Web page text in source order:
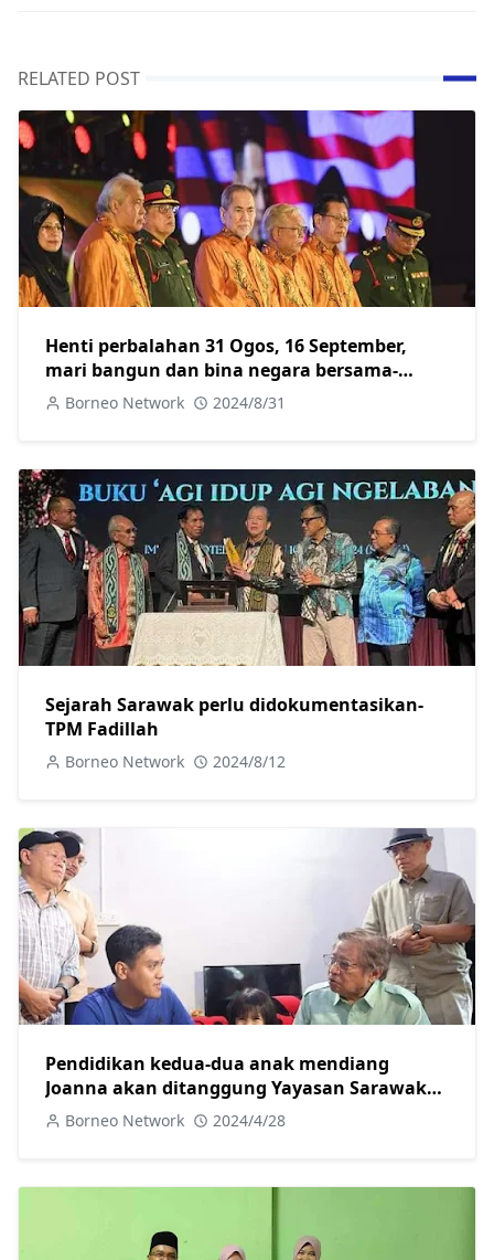
RELATED POST
Henti perbalahan 31 Ogos, 16 September,
mari bangun dan bina negara bersama-
Abang Johari
Borneo Network 2024/8/31
Sejarah Sarawak perlu didokumentasikan-
TPM Fadillah
Borneo Network 2024/8/12
Pendidikan kedua-dua anak mendiang
Joanna akan ditanggung Yayasan Sarawak
hingga ke universiti-Abang Johari
Borneo Network 2024/4/28